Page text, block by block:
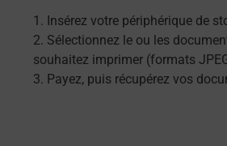
Insérez votre périphérique de
Sélectionnez le ou les
souhaitez imprimer (formats
Payez, puis récupérez vos